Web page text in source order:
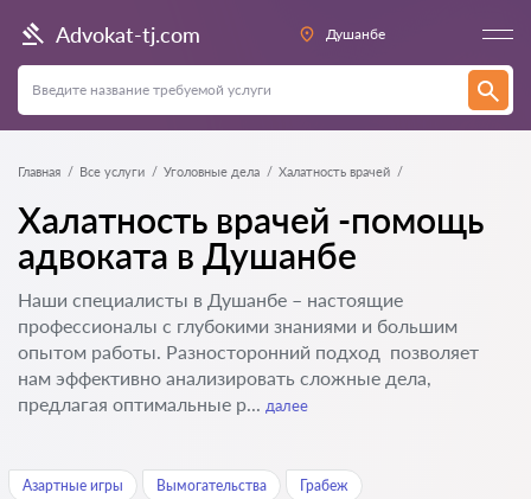
Advokat-tj.com Душанбе
Главная Все услуги Уголовные дела Халатность врачей
Халатность врачей -помощь
адвоката в Душанбе
Наши специалисты в Душанбе – настоящие
профессионалы с глубокими знаниями и большим
опытом работы. Разносторонний подход позволяет
нам эффективно анализировать сложные дела,
предлагая оптимальные р... далее
Азартные игры Вымогательства Грабеж